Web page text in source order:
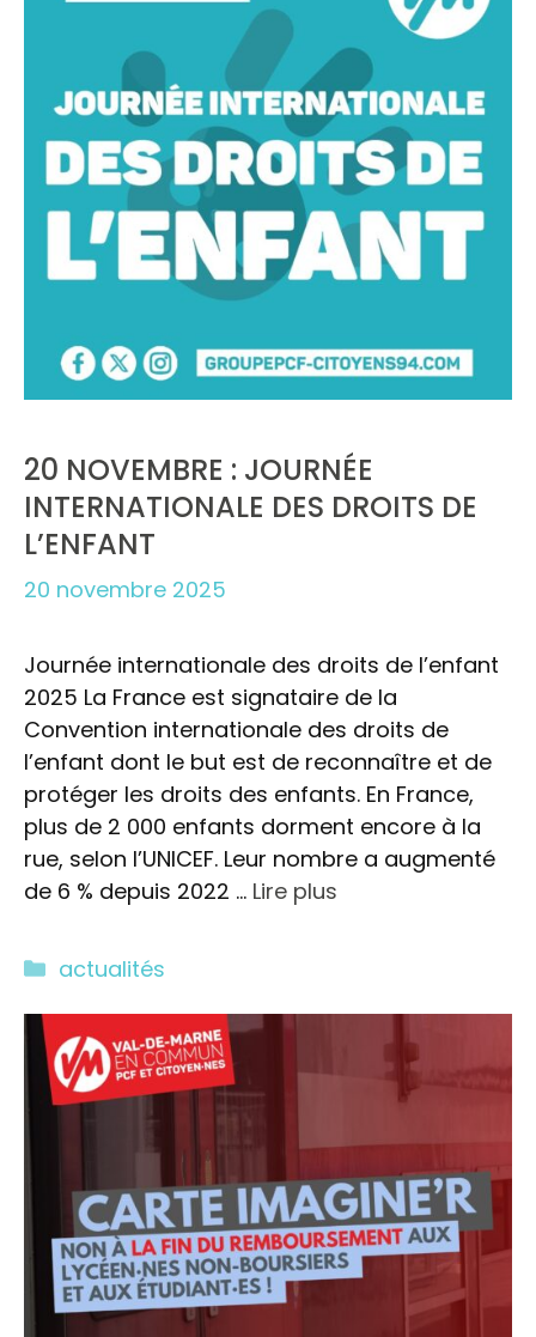
20 NOVEMBRE : JOURNÉE
INTERNATIONALE DES DROITS DE
L’ENFANT
20 novembre 2025
Journée internationale des droits de l’enfant
2025 La France est signataire de la
Convention internationale des droits de
l’enfant dont le but est de reconnaître et de
protéger les droits des enfants. En France,
plus de 2 000 enfants dorment encore à la
rue, selon l’UNICEF. Leur nombre a augmenté
de 6 % depuis 2022 … Lire plus
Catégories
actualités